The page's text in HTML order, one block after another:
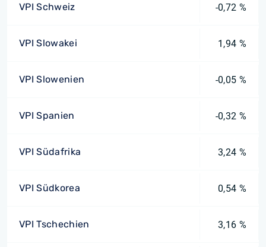
VPI Schweiz -0,72 %
VPI Slowakei 1,94 %
VPI Slowenien -0,05 %
VPI Spanien -0,32 %
VPI Südafrika 3,24 %
VPI Südkorea 0,54 %
VPI Tschechien 3,16 %